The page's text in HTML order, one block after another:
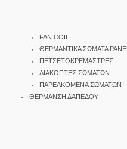
FAN COIL
ΘΕΡΜΑΝΤΙΚΑ ΣΩΜΑΤΑ PANEL
ΠΕΤΣΕΤΟΚΡΕΜΑΣΤΡΕΣ
ΔΙΑΚΟΠΤΕΣ ΣΩΜΑΤΩΝ
ΠΑΡΕΛΚΟΜΕΝΑ ΣΩΜΑΤΩΝ
ΘΕΡΜΑΝΣΗ ΔΑΠΕΔΟΥ